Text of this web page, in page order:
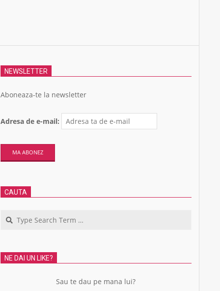
NEWSLETTER
Aboneaza-te la newsletter
Adresa de e-mail:
CAUTA
Search
NE DAI UN LIKE?
Sau te dau pe mana lui?